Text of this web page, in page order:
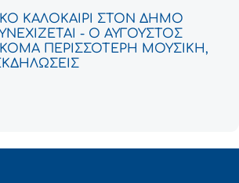
ΚΑΛΟΚΑΙΡΙ ΣΤΟΝ ΔΗΜΟ
- Ο ΑΥΓΟΥΣΤΟΣ
ΠΕΡΙΣΣΟΤΕΡΗ ΜΟΥΣΙΚΗ,